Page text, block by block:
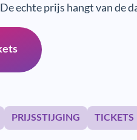
echte prijs hangt van de
PRIJSSTIJGING TICKETS